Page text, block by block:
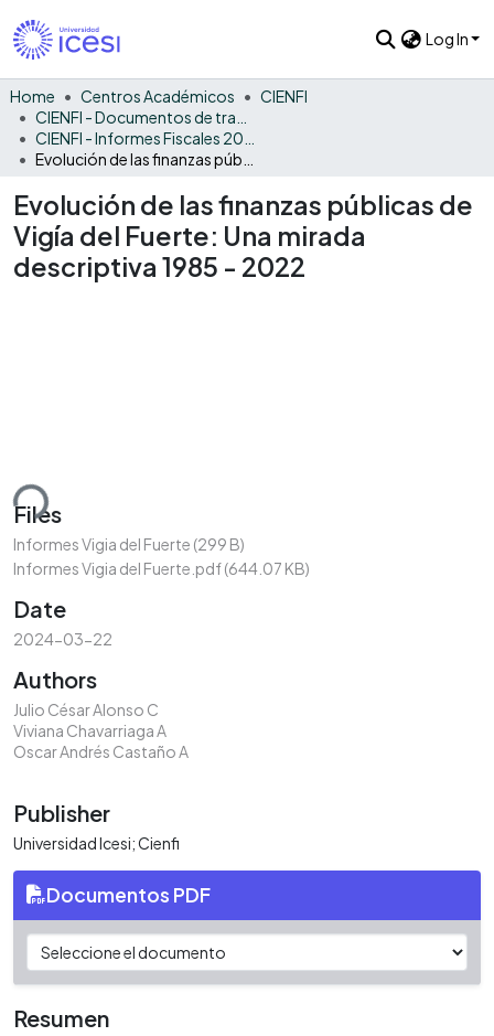
Log In
Home Centros Académicos
CIENFI
Evolución de las finanzas públicas de
Vigía del Fuerte: Una mirada
descriptiva 1985 - 2022
Files
Informes Vigia del Fuerte (299 B)
Informes Vigia del Fuerte.pdf(644.07 KB)
Date
2024-03-22
Authors
Julio César Alonso C
Viviana Chavarriaga A
Oscar Andrés Castaño A
Publisher
Universidad Icesi; Cienfi
Documentos PDF
Resumen